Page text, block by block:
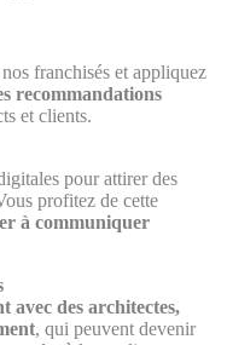
franchisés et appliquez
recommandations
et clients.
pour attirer des
profitez de cette
à communiquer
avec des architectes,
, qui peuvent devenir